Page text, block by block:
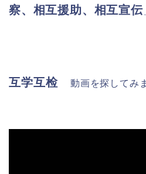
察、相互援助、相互宣伝
互学互检 動画を探してみ